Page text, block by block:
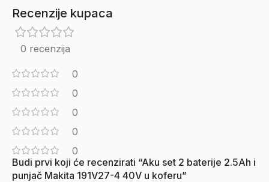
Recenzije kupaca
0 recenzija
0
0
0
0
0
Budi prvi koji će recenzirati “Aku set 2 baterije 2.5Ah i
punjač Makita 191V27-4 40V u koferu”